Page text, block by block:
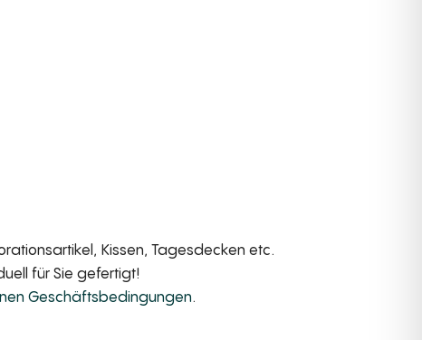
Kissen, Tagesdecken etc.
für Sie gefertigt!
Geschäftsbedingungen.